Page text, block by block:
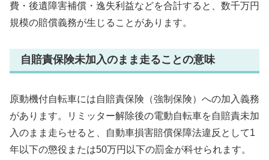
費・後遺障害補償・逸失利益などを合計すると、数千万円
規模の賠償義務が生じることがあります。
自賠責保険未加入のまま走ることの意味
原動機付自転車には自賠責保険（強制保険）への加入義務
があります。リミッター解除後の電動自転車を自賠責未加
入のまま走らせると、自動車損害賠償保障法違反として1
年以下の懲役または50万円以下の罰金が科せられます。